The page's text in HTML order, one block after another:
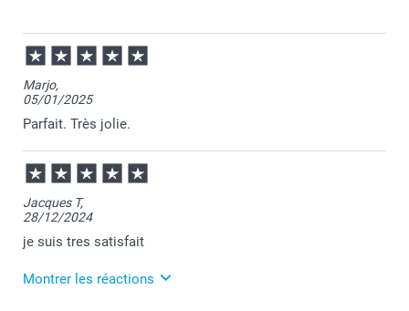
24/06/2026
11:35
Merci pour votre commande Patricia et je suis
Au plaisir de vous retrouver sur Smartphoto.
Je vous souhaite une belle journée.
Cordialement,
Florence@smartphoto
Marjo,
05/01/2025
Parfait. Très jolie.
Jacques T,
28/12/2024
je suis tres satisfait
Montrer les réactions